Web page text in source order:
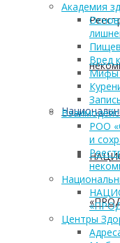
Академия
Вред
Мифы
РОО
и
Центры